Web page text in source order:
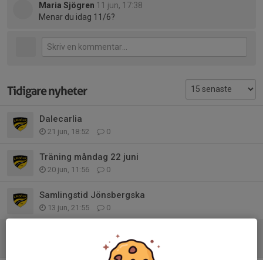
Maria Sjögren 11 jun, 17:38
Menar du idag 11/6?
Tidigare nyheter
Dalecarlia
21 jun, 18:52 0
Träning måndag 22 juni
20 jun, 11:56 0
Samlingstid Jönsbergska
13 jun, 21:55 0
1